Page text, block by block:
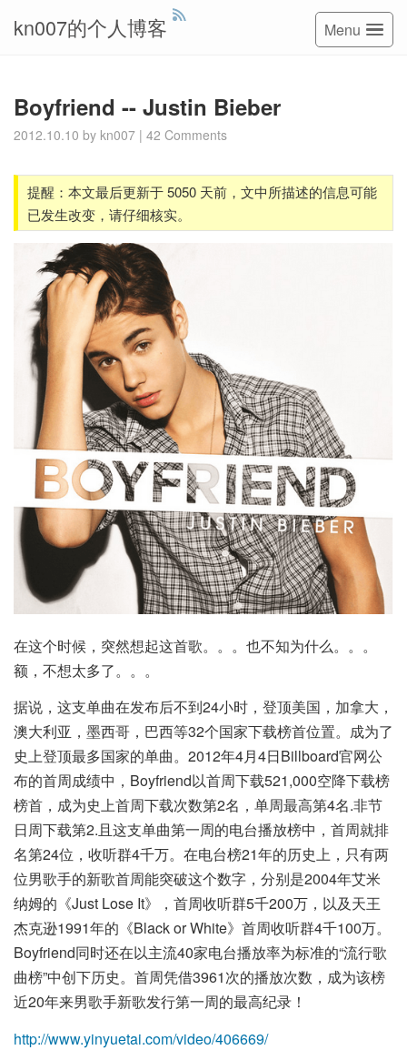
kn007的个人博客 Menu
Boyfriend -- Justin Bieber
2012.10.10 by kn007 | 42 Comments
提醒：本文最后更新于 5050 天前，文中所描述的信息可能
已发生改变，请仔细核实。
在这个时候，突然想起这首歌。。。也不知为什么。。。
额，不想太多了。。。
据说，这支单曲在发布后不到24小时，登顶美国，加拿大，
澳大利亚，墨西哥，巴西等32个国家下载榜首位置。成为了
史上登顶最多国家的单曲。2012年4月4日Billboard官网公
布的首周成绩中，Boyfriend以首周下载521,000空降下载榜
榜首，成为史上首周下载次数第2名，单周最高第4名.非节
日周下载第2.且这支单曲第一周的电台播放榜中，首周就排
名第24位，收听群4千万。在电台榜21年的历史上，只有两
位男歌手的新歌首周能突破这个数字，分别是2004年艾米
纳姆的《Just Lose It》，首周收听群5千200万，以及天王
杰克逊1991年的《Black or White》首周收听群4千100万。
Boyfriend同时还在以主流40家电台播放率为标准的“流行歌
曲榜”中创下历史。首周凭借3961次的播放次数，成为该榜
近20年来男歌手新歌发行第一周的最高纪录！
http://www.yinyuetai.com/video/406669/